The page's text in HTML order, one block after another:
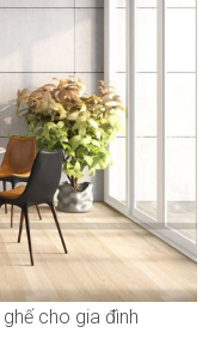
cho gia đình